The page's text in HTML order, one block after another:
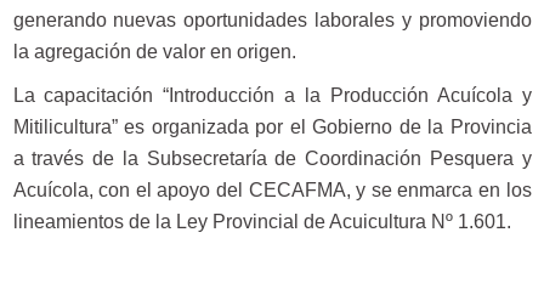
generando nuevas oportunidades laborales y promoviendo
la agregación de valor en origen.
La capacitación “Introducción a la Producción Acuícola y
Mitilicultura” es organizada por el Gobierno de la Provincia
a través de la Subsecretaría de Coordinación Pesquera y
Acuícola, con el apoyo del CECAFMA, y se enmarca en los
lineamientos de la Ley Provincial de Acuicultura Nº 1.601.